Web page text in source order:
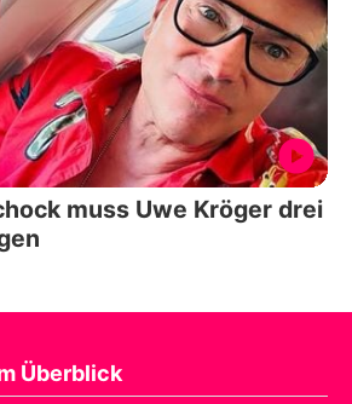
muss Uwe Kröger drei
Überblick